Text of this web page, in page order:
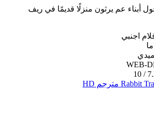
أبناء عم يرثون منزلًا قديمًا في ريف
اجنبي
WEB-
7.3